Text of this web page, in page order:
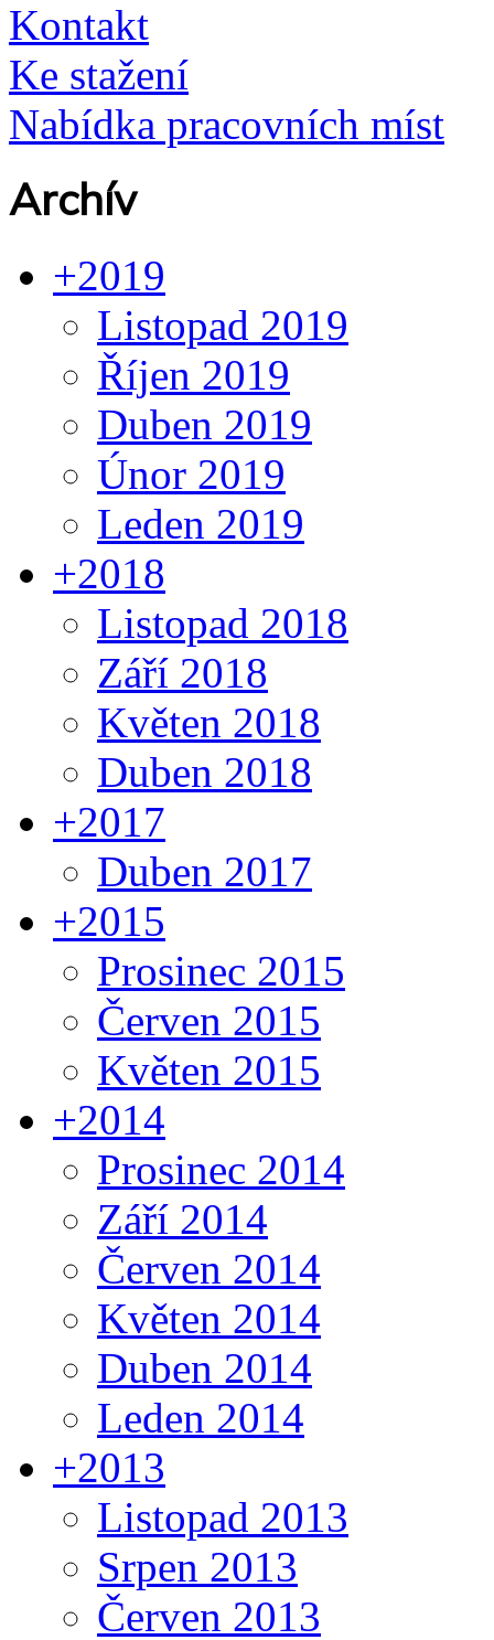
Kontakt
Ke stažení
Nabídka pracovních míst
Archív
+2019
Listopad 2019
Říjen 2019
Duben 2019
Únor 2019
Leden 2019
+2018
Listopad 2018
Září 2018
Květen 2018
Duben 2018
+2017
Duben 2017
+2015
Prosinec 2015
Červen 2015
Květen 2015
+2014
Prosinec 2014
Září 2014
Červen 2014
Květen 2014
Duben 2014
Leden 2014
+2013
Listopad 2013
Srpen 2013
Červen 2013